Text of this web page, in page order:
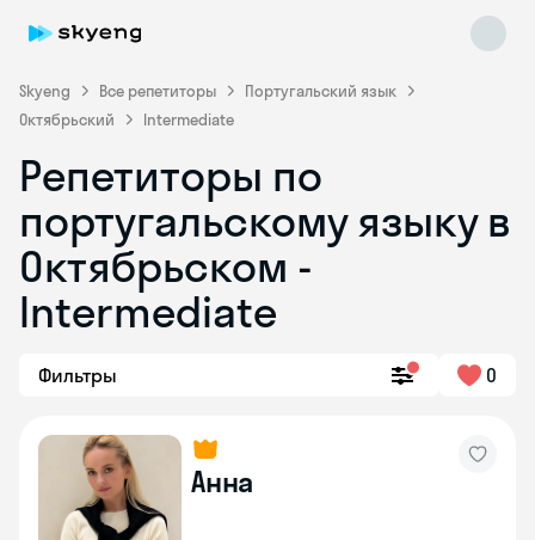
Skyeng Все репетиторы
Португальский язык
Октябрьский
Intermediate
Репетиторы по
португальскому языку в
Октябрьском -
Intermediate
Фильтры 0
Анна
Skyeng Chat